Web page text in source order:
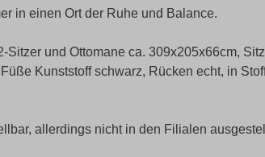
in einen Ort der Ruhe und Balance.
Sitzer und Ottomane ca. 309x205x66cm,
Kunststoff schwarz, Rücken echt, in
allerdings nicht in den Filialen